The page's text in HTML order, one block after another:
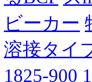
ビーカー
溶接タイ
1825-900